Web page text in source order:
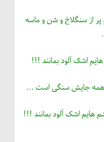
از سنگلاخ و شن و ماسه
اشک آلود بمانند !!!
همه جایش سنگی است ...
هایم اشک آلود بمانند !!!